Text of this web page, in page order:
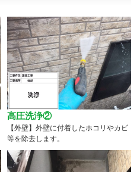
高圧洗浄②
【外壁】外壁に付着したホコリやカビ
等を除去します。